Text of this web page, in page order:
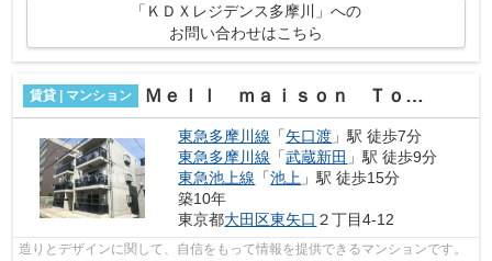
「ＫＤＸレジデンス多摩川」への
お問い合わせはこちら
賃貸 | マンション Ｍｅｌｌ ｍａｉｓｏｎ Ｔｏｓｈｉ
東急多摩川線 「矢口渡 」駅 徒歩7分
東急多摩川線 「武蔵新田 」駅 徒歩9分
東急池上線 「池上 」駅 徒歩15分
築10年
東京都大田区東矢口 ２丁目4-12
造りとデザインに関して、自信をもって情報を提供できるマンションです。